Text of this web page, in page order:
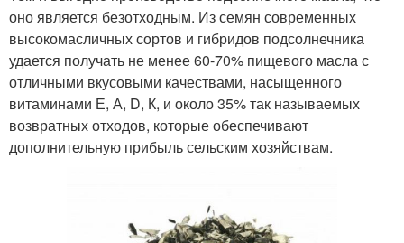
оно является безотходным. Из семян современных
высокомасличных сортов и гибридов подсолнечника
удается получать не менее 60-70% пищевого масла с
отличными вкусовыми качествами, насыщенного
витаминами Е, А, D, К, и около 35% так называемых
возвратных отходов, которые обеспечивают
дополнительную прибыль сельским хозяйствам.